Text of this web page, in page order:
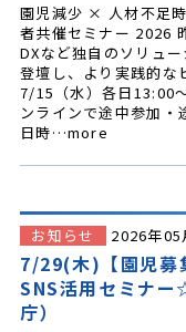
園児減少 × 人材不足
者共催セミナー 2026
DXなど独自のソリュ
登壇し、より実践的な
7/15（水）各日13:00
ンラインで途中参加
日時…more
お知らせ 2026年05
7/29(木)【園児募
SNS活用セミナ
庁）